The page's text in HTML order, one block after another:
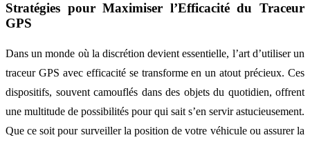
Stratégies pour Maximiser l’Efficacité du Traceur
GPS
Dans un monde où la discrétion devient essentielle, l’art d’utiliser un
traceur GPS avec efficacité se transforme en un atout précieux. Ces
dispositifs, souvent camouflés dans des objets du quotidien, offrent
une multitude de possibilités pour qui sait s’en servir astucieusement.
Que ce soit pour surveiller la position de votre véhicule ou assurer la